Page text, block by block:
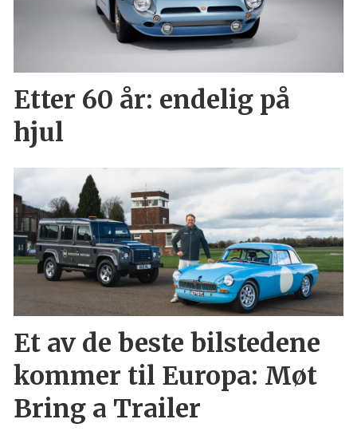
Etter 60 år: endelig på
hjul
Et av de beste bilstedene
kommer til Europa: Møt
Bring a Trailer